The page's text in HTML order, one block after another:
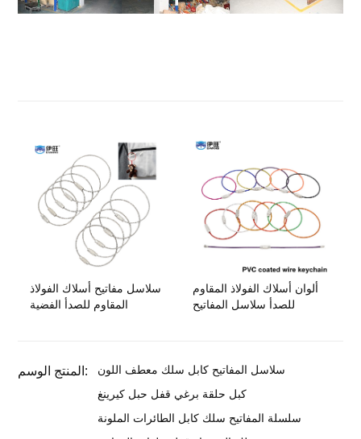
سلاسل مفاتيح أسلاك الفولاذ
المقاوم للصدأ الفضية
ألوان أسلاك الفولاذ المقاوم
للصدأ سلاسل المفاتيح
المنتج الوسم:
سلاسل المفاتيح كابل سلك معطف اللون
كبل حلقة برغي قفل حبل كيرينغ
سلسلة المفاتيح سلك كابل الطائرات الملونة